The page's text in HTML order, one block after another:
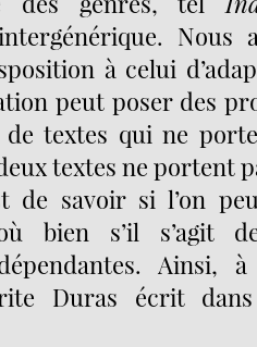
Nous
à celui
peut poser des
de textes qui ne
textes ne portent
de savoir si l’on
où bien s’il s’agit
Ainsi,
Duras écrit